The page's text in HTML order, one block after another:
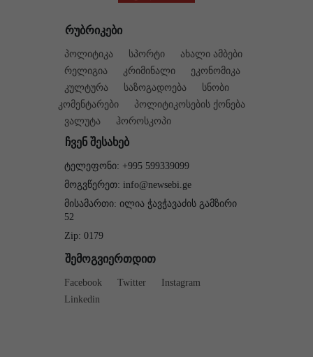
რუბრიკები
პოლიტიკა სპორტი
ახალი ამბები
რელიგია
კრიმინალი
ეკონომიკა
კულტურა
საზოგადოება
სნობი
კომენტარები
პოლიტიკოსების ქონება
ვალუტა
ჰოროსკოპი
ჩვენ შესახებ
ტელეფონი: +995 599339099
მოგვწერეთ: info@newsebi.ge
მისამართი: ილია ჭავჭავაძის გამზირი
52
Zip: 0179
შემოგვიერთდით
Facebook Twitter
Instagram
Linkedin